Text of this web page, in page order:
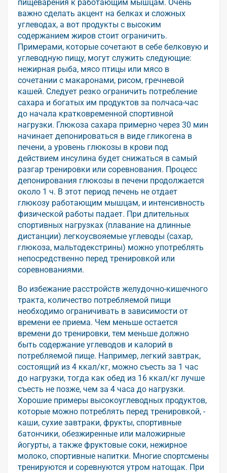
пищеварения к работающим мышцам. Очень
важно сделать акцент на белках и сложных
углеводах, а вот продукты с высоким
содержанием жиров стоит ограничить.
Примерами, которые сочетают в себе белковую и
углеводную пищу, могут служить следующие:
нежирная рыба, мясо птицы или мясо в
сочетании с макаронами, рисом, гречневой
кашей. Следует резко ограничить потребление
сахара и богатых им продуктов за полчаса-час
до начала кратковременной спортивной
нагрузки. Глюкоза сахара примерно через 30 мин
начинает депонироваться в виде гликогена в
печени, а уровень глюкозы в крови под
действием инсулина будет снижаться в самый
разгар тренировки или соревнования. Процесс
депонирования глюкозы в печени продолжается
около 1 ч. В этот период печень не отдает
глюкозу работающим мышцам, и интенсивность
физической работы падает. При длительных
спортивных нагрузках (плавание на длинные
дистанции) легкоусвояемые углеводы (сахар,
глюкоза, мальтодекстрины) можно употреблять
непосредственно перед тренировкой или
соревнованиями.
Во избежание расстройств желудочно-кишечного
тракта, количество потребляемой пищи
необходимо ограничивать в зависимости от
времени ее приема. Чем меньше остается
времени до тренировки, тем меньше должно
быть содержание углеводов и калорий в
потребляемой пище. Например, легкий завтрак,
состоящий из 4 ккал/кг, можно съесть за 1 час
до нагрузки, тогда как обед из 16 ккал/кг лучше
съесть не позже, чем за 4 часа до нагрузки.
Хорошие примеры высокоуглеводных продуктов,
которые можно потреблять перед тренировкой, -
каши, сухие завтраки, фрукты, спортивные
батончики, обезжиренные или маложирные
йогурты, а также фруктовые соки, нежирное
молоко, спортивные напитки. Многие спортсмены
тренируются и соревнуются утром натощак. При